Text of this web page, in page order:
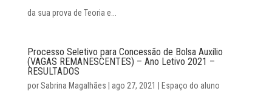
da sua prova de Teoria e...
Processo Seletivo para Concessão de Bolsa Auxílio
(VAGAS REMANESCENTES) – Ano Letivo 2021 –
RESULTADOS
porSabrina Magalhães ago 27, 2021 Espaço do aluno